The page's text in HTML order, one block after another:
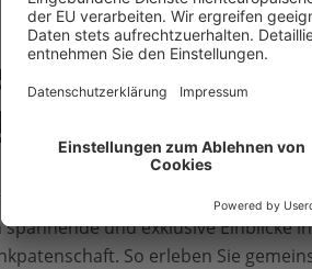
Patenschaft
Patenschaft erhält die von Ihnen
spannende und exklusive Einblicke
So erleben Sie